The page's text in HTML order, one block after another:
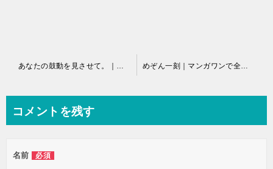
ビ
ー
あなたの鼓動を見させて。｜マンガワンで全話無料連載中 めぞん一刻｜マンガワンで全巻無料公開中
コメントを残す
名前 必須